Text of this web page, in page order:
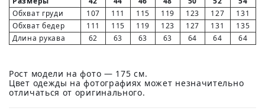
Обхват груди
107 111 115 119 123 127
131
Обхват бедер
111 115 119 123 127 131
135
Длина рукава
62 63 63 63 64 64 64
Рост модели на фото — 175 см.
Цвет одежды на фотографиях может незначительно
отличаться от оригинального.